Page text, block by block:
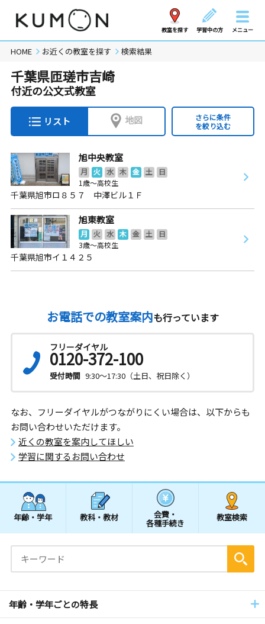
教室を探す 学習中の方 メニュー
HOME お近くの教室を探す 検索結果
千葉県匝瑳市吉崎
付近の公文式教室
リスト 地図
さらに条件
を絞り込む
旭中央教室
月 火 水 木 金 土
日
1歳～高校生
千葉県旭市ロ８５７ 中澤ビル１Ｆ
旭東教室
月 火 水 木 金 土
日
3歳～高校生
千葉県旭市イ１４２５
お電話での教室案内も行っています
フリーダイヤル
0120-372-100
受付時間 9:30～17:30（土日、祝日除く）
なお、フリーダイヤルがつながりにくい場合は、以下からも
お問い合わせいただけます。
近くの教室を案内してほしい
学習に関するお問い合わせ
年齢・学年 教科・教材 会費・
各種手続き
教室検索
年齢・学年ごとの特長